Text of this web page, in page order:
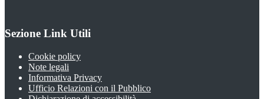
Sezione Link Utili
Cookie policy
Note legali
Informativa Privacy
Ufficio Relazioni con il Pubblico